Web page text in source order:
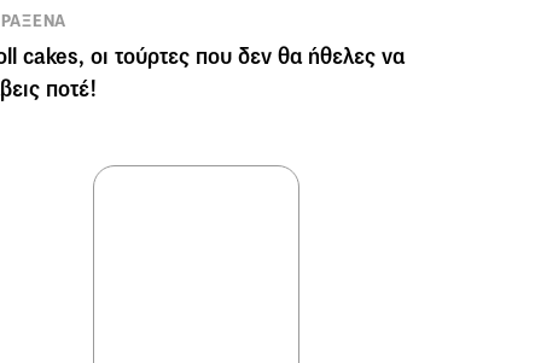
cakes, οι τούρτες που δεν θα ήθελες να
ποτέ!